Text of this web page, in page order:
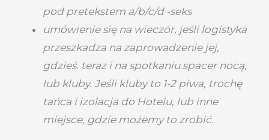
pod pretekstem a/b/c/d -seks
umówienie się na wieczór, jeśli logistyka
przeszkadza na zaprowadzenie jej,
gdzieś. teraz i na spotkaniu spacer nocą,
lub kluby. Jeśli kluby to 1-2 piwa, trochę
tańca i izolacja do Hotelu, lub inne
miejsce, gdzie możemy to zrobić.